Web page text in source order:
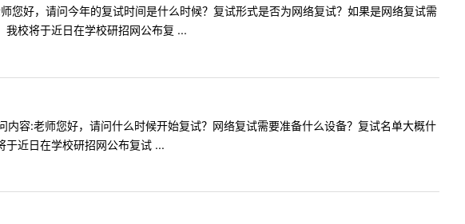
好，请问今年的复试时间是什么时候？复试形式是否为网络复试？如果是网络复试需
校将于近日在学校研招网公布复 ...
:老师您好，请问什么时候开始复试？网络复试需要准备什么设备？复试名单大概什
于近日在学校研招网公布复试 ...